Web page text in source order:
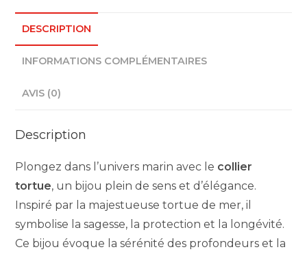
DESCRIPTION
INFORMATIONS COMPLÉMENTAIRES
AVIS (0)
Description
Plongez dans l’univers marin avec le collier
tortue, un bijou plein de sens et d’élégance.
Inspiré par la majestueuse tortue de mer, il
symbolise la sagesse, la protection et la longévité.
Ce bijou évoque la sérénité des profondeurs et la